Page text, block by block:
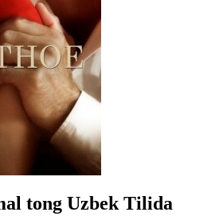
tong Uzbek Tilida